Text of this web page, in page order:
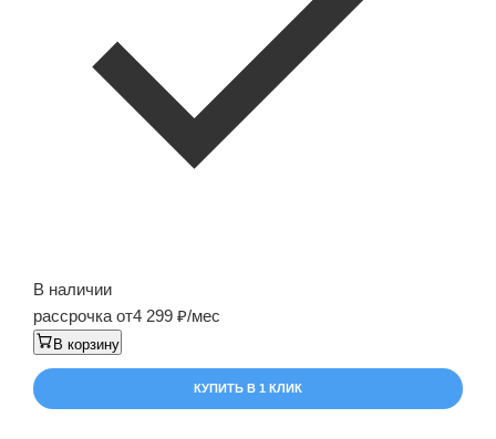
В наличии
рассрочка от4 299 /мес
В корзину
КУПИТЬ В 1 КЛИК